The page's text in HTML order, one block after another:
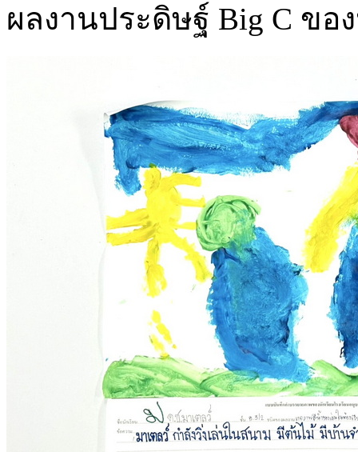
ผลงานประดิษฐ์ Big C ขอ